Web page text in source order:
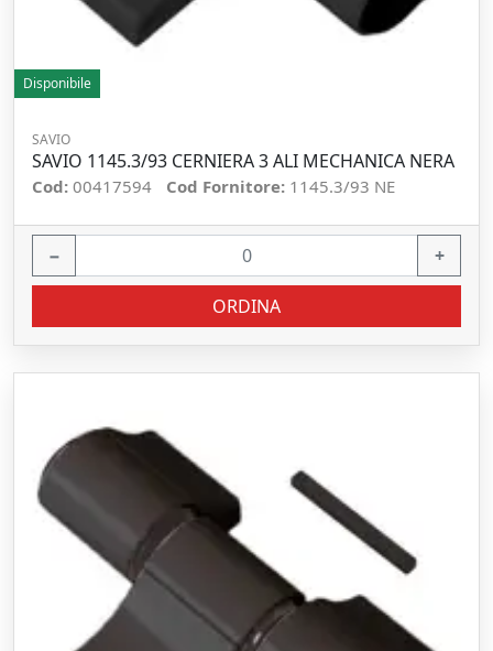
Disponibile
SAVIO
SAVIO 1145.3/93 CERNIERA 3 ALI MECHANICA NERA
Cod: 00417594 Cod Fornitore: 1145.3/93 NE
− +
ORDINA